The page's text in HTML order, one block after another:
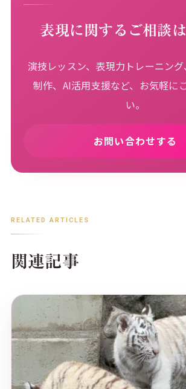
表現に関するご相談
演技レッスン、表現力トレーニン
制作、AI活用支援など、お気軽に
い。
お問い合わせする
RELATED ARTICLES
関連記事